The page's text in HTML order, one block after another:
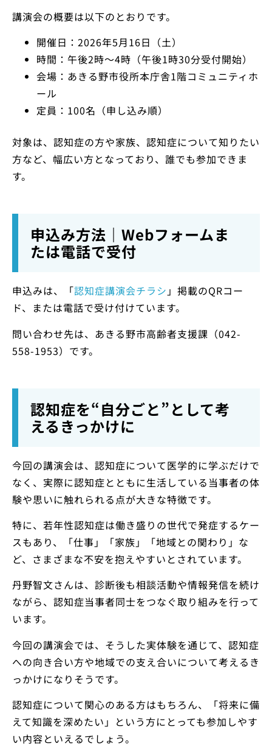
講演会の概要は以下のとおりです。
開催日：2026年5月16日（土）
時間：午後2時～4時（午後1時30分受付開始）
会場：あきる野市役所本庁舎1階コミュニティホ
ール
定員：100名（申し込み順）
対象は、認知症の方や家族、認知症について知りたい
方など、幅広い方となっており、誰でも参加できま
す。
申込み方法｜Webフォームま
たは電話で受付
申込みは、「認知症講演会チラシ 」掲載のQRコー
ド、または電話で受け付けています。
問い合わせ先は、あきる野市高齢者支援課（042-
558-1953）です。
認知症を“自分ごと”として考
えるきっかけに
今回の講演会は、認知症について医学的に学ぶだけで
なく、実際に認知症とともに生活している当事者の体
験や思いに触れられる点が大きな特徴です。
特に、若年性認知症は働き盛りの世代で発症するケー
スもあり、「仕事」「家族」「地域との関わり」な
ど、さまざまな不安を抱えやすいとされています。
丹野智文さんは、診断後も相談活動や情報発信を続け
ながら、認知症当事者同士をつなぐ取り組みを行って
います。
今回の講演会では、そうした実体験を通じて、認知症
への向き合い方や地域での支え合いについて考えるき
っかけになりそうです。
認知症について関心のある方はもちろん、「将来に備
えて知識を深めたい」という方にとっても参加しやす
い内容といえるでしょう。